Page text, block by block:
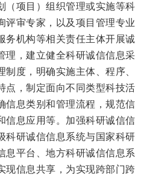
（项目）组织管理或实施等科
评审专家，以及项目管理专业
务机构等相关责任主体开展诚
理，建立健全科研诚信信息采
度，明确实施主体、程序、
点，制定面向不同类型科技活
信息类别和管理流程，规范信
信息应用等。加强科研诚信信
科研诚信信息系统与国家科研
息平台、地方科研诚信信息系
现信息共享，为实现跨部门跨